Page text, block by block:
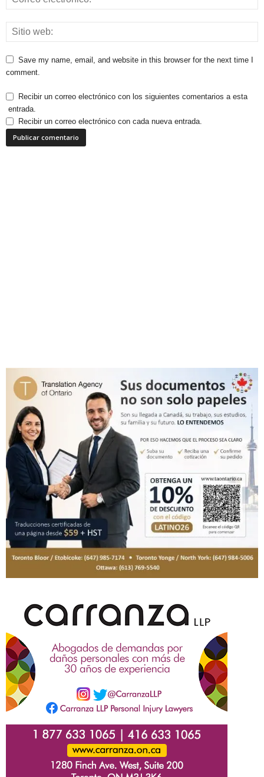
Save my name, email, and website in this browser for the next time I
comment.
Recibir un correo electrónico con los siguientes comentarios a esta
entrada.
Recibir un correo electrónico con cada nueva entrada.